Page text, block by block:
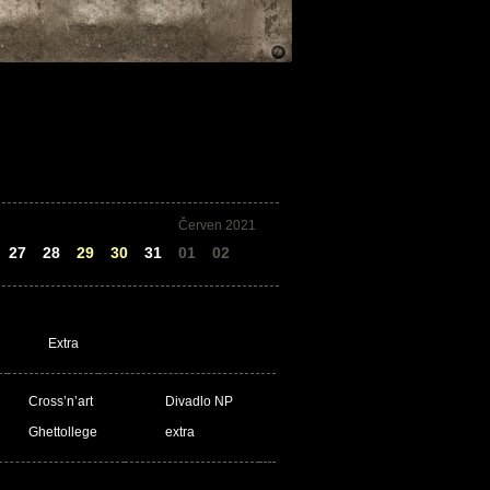
27 28 29 30 31
Červen 2021
01 02
Extra
Cross’n’art
Ghettollege
Divadlo NP
extra